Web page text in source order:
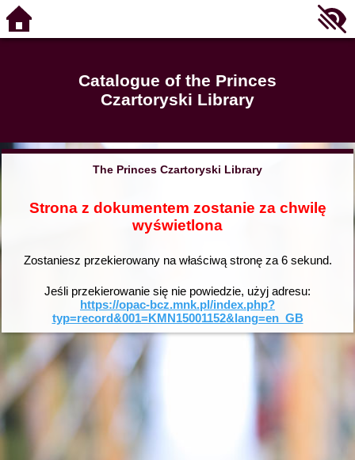
Catalogue of the Princes
Czartoryski Library
The Princes Czartoryski Library
Strona z dokumentem zostanie za chwilę
wyświetlona
Zostaniesz przekierowany na właściwą stronę za 6sekund.
Jeśli przekierowanie się nie powiedzie, użyj adresu:
https://opac-bcz.mnk.pl/index.php?
typ=record&001=KMN15001152&lang=en_GB